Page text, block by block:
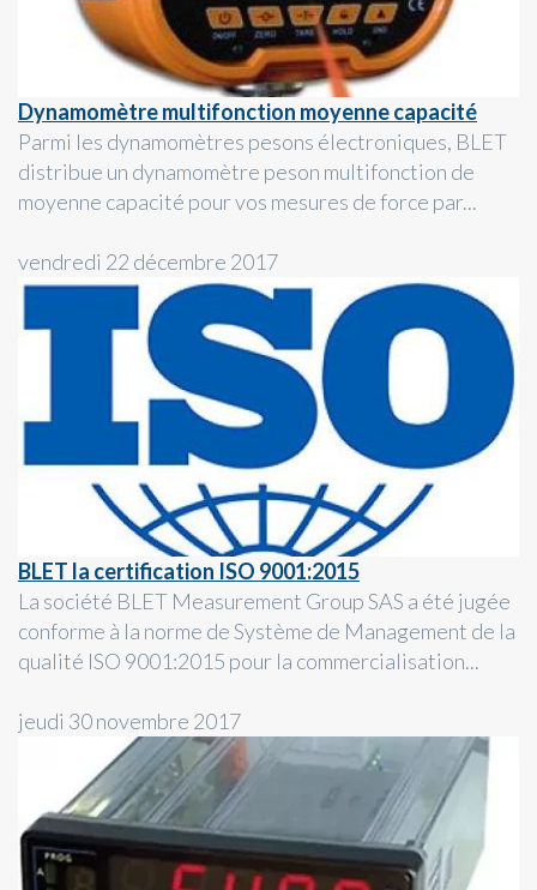
Dynamomètre multifonction moyenne capacité
Parmi les dynamomètres pesons électroniques, BLET
distribue un dynamomètre peson multifonction de
moyenne capacité pour vos mesures de force par...
vendredi 22 décembre 2017
BLET la certification ISO 9001:2015
La société BLET Measurement Group SAS a été jugée
conforme à la norme de Système de Management de la
qualité ISO 9001:2015 pour la commercialisation...
jeudi 30 novembre 2017